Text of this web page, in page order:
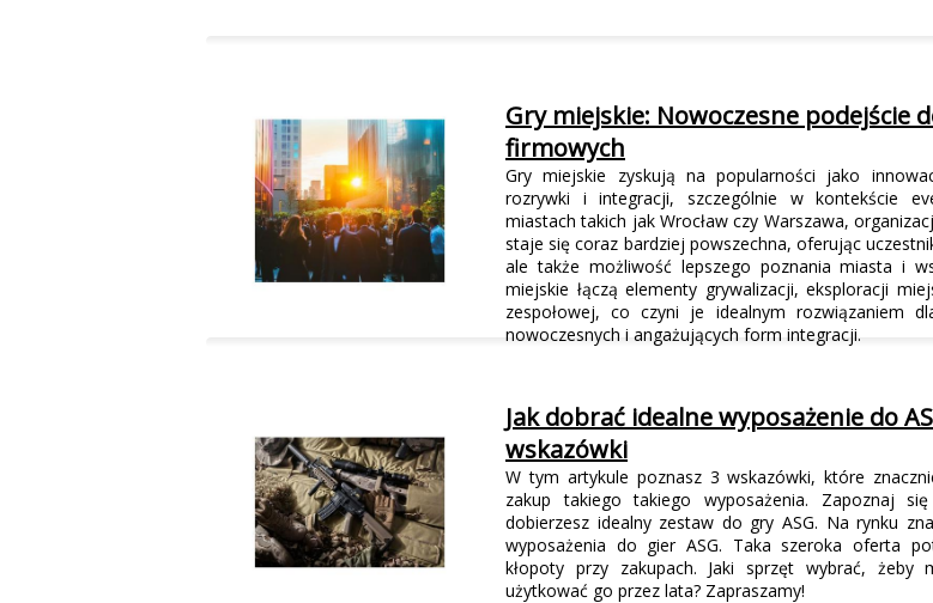
Gry miejskie: Nowoczesne podejście
firmowych
Gry miejskie zyskują na popularności jako
rozrywki i integracji, szczególnie w kontekście
miastach takich jak Wrocław czy Warszawa,
staje się coraz bardziej powszechna, oferując
ale także możliwość lepszego poznania miasta i
miejskie łączą elementy grywalizacji, eksploracji
zespołowej, co czyni je idealnym rozwiązaniem
nowoczesnych i angażujących form integracji.
Jak dobrać idealne wyposażenie do
wskazówki
W tym artykule poznasz 3 wskazówki, które
zakup takiego takiego wyposażenia. Zapoznaj
dobierzesz idealny zestaw do gry ASG. Na rynku
wyposażenia do gier ASG. Taka szeroka oferta
kłopoty przy zakupach. Jaki sprzęt wybrać, żeby
użytkować go przez lata? Zapraszamy!